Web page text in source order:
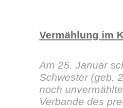
Vermählung im
Am 25. Januar
Schwester (geb.
noch
Verbande des